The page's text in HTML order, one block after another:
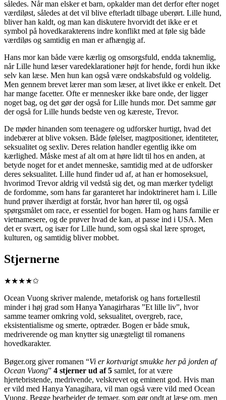
således. Når man elsker et barn, opkalder man det derfor efter noget
værdiløst, således at det vil blive efterladt tilbage uberørt. Lille hund,
bliver han kaldt, og man kan diskutere hvorvidt det ikke er et
symbol på hovedkarakterens indre konflikt med at føle sig både
værdiløs og samtidig en man er afhængig af.
Hans mor kan både være kærlig og omsorgsfuld, endda taknemlig,
når Lille hund læser varedeklarationer højt for hende, fordi hun ikke
selv kan læse. Men hun kan også være ondskabsfuld og voldelig.
Men gennem brevet lærer man som læser, at livet ikke er enkelt. Det
har mange facetter. Ofte er mennesker ikke bare onde, der ligger
noget bag, og det gør der også for Lille hunds mor. Det samme gør
der også for Lille hunds bedste ven og kæreste, Trevor.
De møder hinanden som teenagere og udforsker hurtigt, hvad det
indebærer at blive voksen. Både følelser, magtpositioner, identiteter,
seksualitet og sexliv. Deres relation handler egentlig ikke om
kærlighed. Måske mest af alt om at høre lidt til hos en anden, at
betyde noget for et andet menneske, samtidig med at de udforsker
deres seksualitet. Lille hund finder ud af, at han er homoseksuel,
hvorimod Trevor aldrig vil vedstå sig det, og man mærker tydeligt
de fordomme, som hans far garanteret har indoktrineret ham i. Lille
hund prøver ihærdigt at forstår, hvor han hører til, og også
spørgsmålet om race, er essentiel for bogen. Ham og hans familie er
vietnamesere, og de prøver hvad de kan, at passe ind i USA. Men
det er svært, og især for Lille hund, som også skal lære sproget,
kulturen, og samtidig bliver mobbet.
Stjernerne
★★★★✩
Ocean Vuong skriver malende, metaforisk og hans fortællestil
minder i høj grad som Hanya Yanagirharas ”Et lille liv”, hvor
samme teamer omkring vold, seksualitet, overgreb, race,
eksistentialisme og smerte, optræder. Bogen er både smuk,
medriverende og man knytter sig unægteligt til romanens
hovedkarakter.
Bøger.org giver romanen “Vi er kortvarigt smukke her på jorden af
Ocean Vuong” 4 stjerner ud af 5 samlet, for at være
hjertebristende, medrivende, velskrevet og eminent god. Hvis man
er vild med Hanya Yanagihara, vil man også være vild med Ocean
Vuong. Begge bearbejder de temaer, som gør ondt at læse om, men